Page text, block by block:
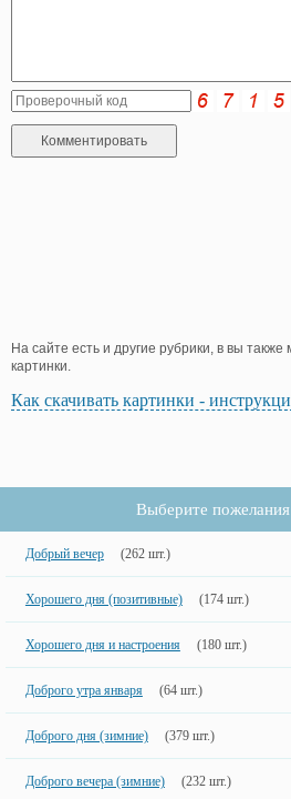
На сайте есть и другие рубрики, в вы
картинки.
Как скачивать картинки -
Выберите пожелания
Добрый вечер (262 шт.)
Хорошего дня (позитивные) (174 шт.)
Хорошего дня и настроения (180 шт.)
Доброго утра января (64 шт.)
Доброго дня (зимние) (379 шт.)
Доброго вечера (зимние) (232 шт.)